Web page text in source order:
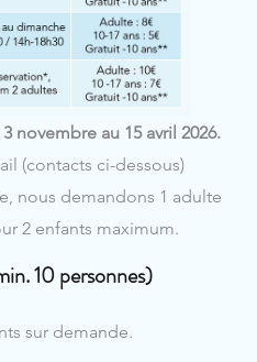
novembre au 15 avril 2026.
(contacts ci-dessous)
nous demandons 1 adulte
2 enfants maximum.
10 personnes)
sur demande.